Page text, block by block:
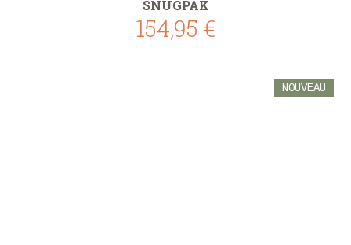
SNUGPAK
154,95 €
NOUVEAU